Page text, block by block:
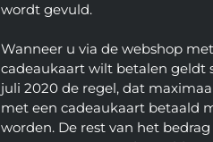
wordt gevuld.
Wanneer u via de webshop
cadeaukaart wilt betalen geldt
juli 2020 de regel, dat
met een cadeaukaart betaald
worden. De rest van het bedrag